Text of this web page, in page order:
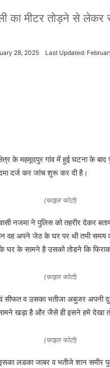
का मीटर तोड़ने से
28, 2025 Last Updated:
के महमूदपुर गांव में हुई घटना के
दर्ज कर जांच शुरू कर दी है।
(फाइल फोटो)
नजमा ने पुलिस को तहरीर देकर
अपने जेठ के घर पर थी तभी समय
घर के सामने है उसको तोडने कि
(फाइल फोटो)
व उसका भतीजा अबुजर अपनी
खड़ा है और जैसे ही इसने हमे देखा
(फाइल फोटो)
लडका जाबर व भतीजे शान समीर